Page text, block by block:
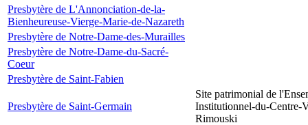
Presbytère de L'Annonciation-de-la-
Bienheureuse-Vierge-Marie-de-Nazareth
Presbytère de Notre-Dame-des-Murailles
Presbytère de Notre-Dame-du-Sacré-
Coeur
Presbytère de Saint-Fabien
Presbytère de Saint-Germain
Site patrimonial de
Institutionnel-du-Centre-
Rimouski